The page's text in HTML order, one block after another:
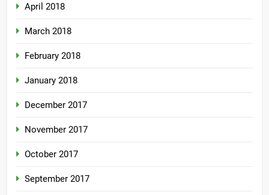
April 2018
March 2018
February 2018
January 2018
December 2017
November 2017
October 2017
September 2017